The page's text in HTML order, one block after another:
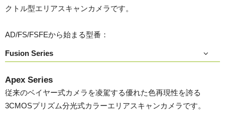
クトル型エリアスキャンカメラです。
AD/FS/FSFEから始まる型番：
Fusion Series
Apex Series
従来のベイヤー式カメラを凌駕する優れた色再現性を誇る
3CMOSプリズム分光式カラーエリアスキャンカメラです。